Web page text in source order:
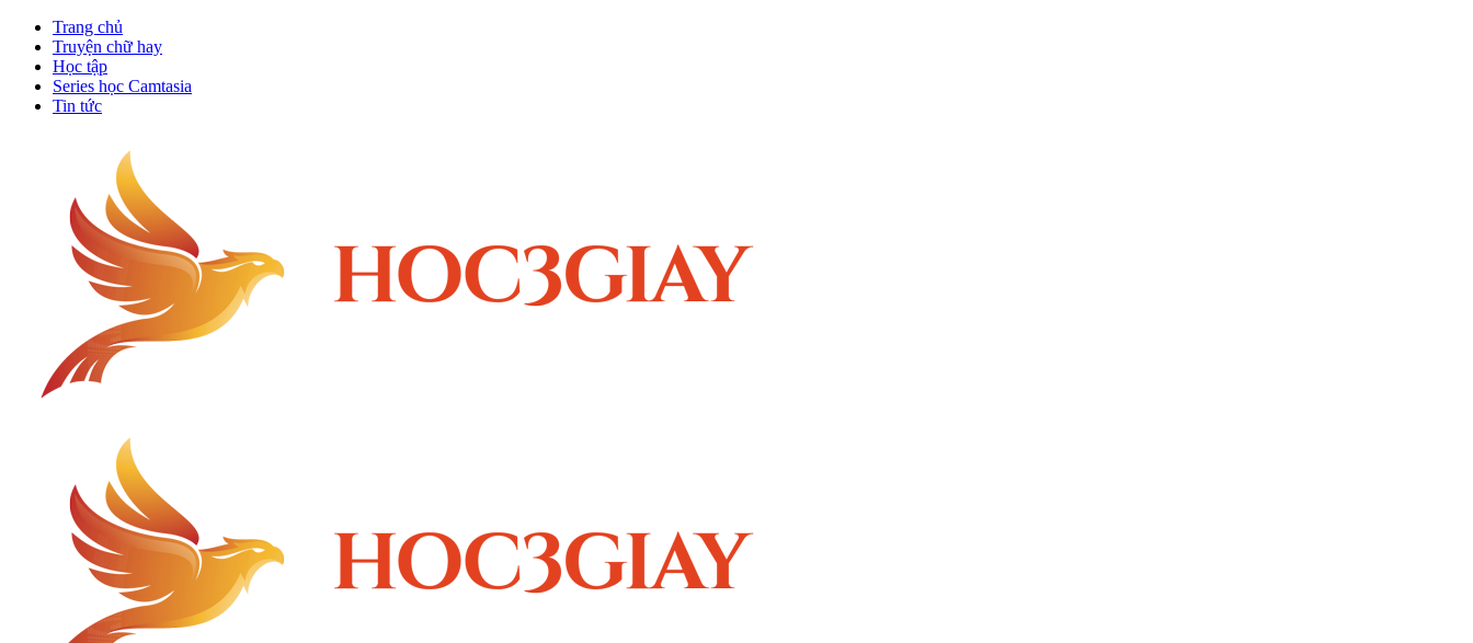
Trang chủ
Truyện chữ hay
Học tập
Series học Camtasia
Tin tức